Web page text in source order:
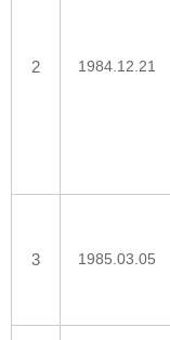
2 1984.12.21
3 1985.03.05